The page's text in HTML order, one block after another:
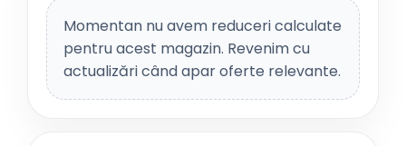
Momentan nu avem reduceri calculate
pentru acest magazin. Revenim cu
actualizări când apar oferte relevante.